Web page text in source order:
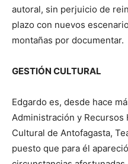
autoral, sin perjuicio de
plazo con nuevos
montañas por documentar.
GESTIÓN CULTURAL
Edgardo es, desde hace
Administración y Recursos
Cultural de Antofagasta,
puesto que para él